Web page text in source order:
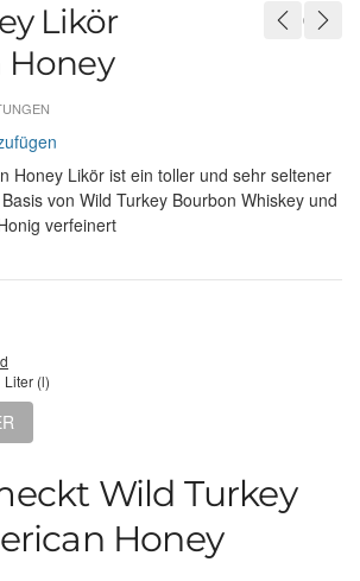
Likör
Honey Likör ist ein toller und sehr seltener
von Wild Turkey Bourbon Whiskey und
verfeinert
Liter (l)
Wild Turkey
Honey